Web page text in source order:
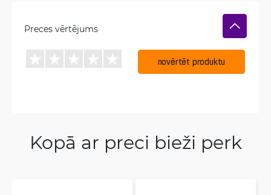
Preces vērtējums
novērtēt produktu
Kopā ar preci bieži perk